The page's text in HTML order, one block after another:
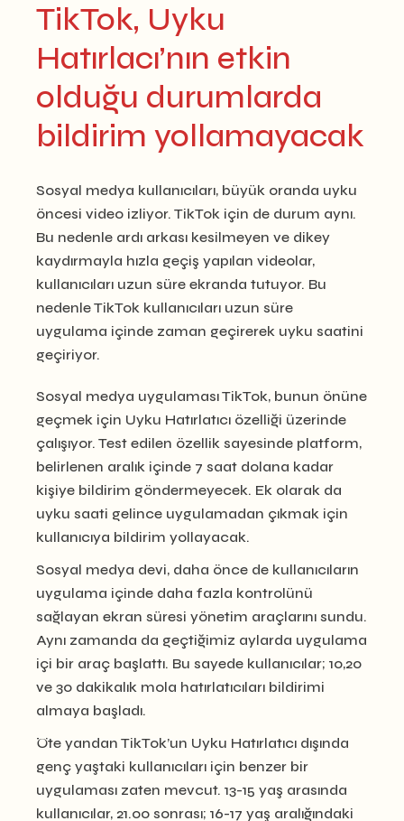
TikTok, Uyku
Hatırlacı’nın etkin
olduğu durumlarda
bildirim yollamayacak
Sosyal medya kullanıcıları, büyük oranda uyku
öncesi video izliyor. TikTok için de durum aynı.
Bu nedenle ardı arkası kesilmeyen ve dikey
kaydırmayla hızla geçiş yapılan videolar,
kullanıcıları uzun süre ekranda tutuyor. Bu
nedenle TikTok kullanıcıları uzun süre
uygulama içinde zaman geçirerek uyku saatini
geçiriyor.
Sosyal medya uygulaması TikTok, bunun önüne
geçmek için Uyku Hatırlatıcı özelliği üzerinde
çalışıyor. Test edilen özellik sayesinde platform,
belirlenen aralık içinde 7 saat dolana kadar
kişiye bildirim göndermeyecek. Ek olarak da
uyku saati gelince uygulamadan çıkmak için
kullanıcıya bildirim yollayacak.
Sosyal medya devi, daha önce de kullanıcıların
uygulama içinde daha fazla kontrolünü
sağlayan ekran süresi yönetim araçlarını sundu.
Aynı zamanda da geçtiğimiz aylarda uygulama
içi bir araç başlattı. Bu sayede kullanıcılar; 10,20
ve 30 dakikalık mola hatırlatıcıları bildirimi
almaya başladı.
Öte yandan TikTok’un Uyku Hatırlatıcı dışında
genç yaştaki kullanıcıları için benzer bir
uygulaması zaten mevcut. 13-15 yaş arasında
kullanıcılar, 21.00 sonrası; 16-17 yaş aralığındaki